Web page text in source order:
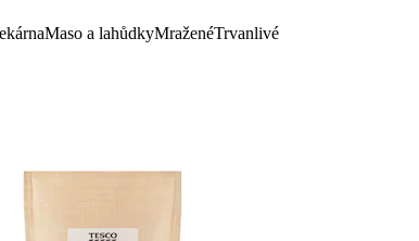
Maso a lahůdkyMraženéTrvanlivé